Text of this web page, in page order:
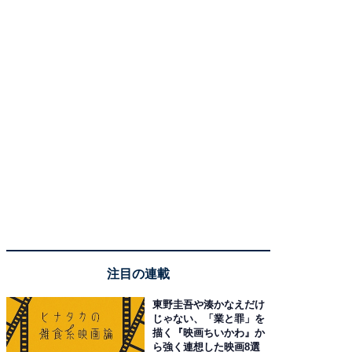
注目の連載
東野圭吾や湊かなえだけ
じゃない、「業と罪」を
描く『映画ちいかわ』か
ら強く連想した映画8選